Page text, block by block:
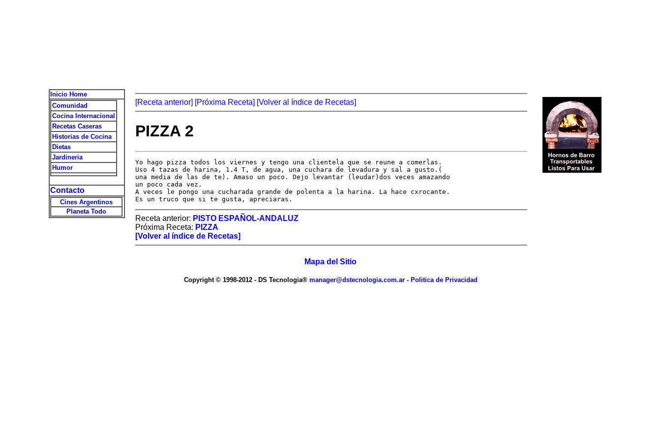
Inicio Home
Comunidad
Cocina Internacional
Recetas Caseras
Historias de Cocina
Dietas
Jardineria
Humor
Contacto
Cines Argentinos
Planeta Todo
[Receta anterior] [Próxima Receta] [Volver al índice de Recetas]
PIZZA 2
Yo hago pizza todos los viernes y tengo una clientela que se reune a comerlas.
Uso 4 tazas de harina, 1.4 T, de agua, una cuchara de levadura y sal a gusto.(
una media de las de te). Amaso un poco. Dejo levantar (leudar)dos veces amazando
un poco cada vez.
A veces le pongo una cucharada grande de polenta a la harina. La hace cxrocante.
Es un truco que si te gusta, apreciaras.
Receta anterior: PISTO ESPAÑOL-ANDALUZ
Próxima Receta: PIZZA
[Volver al índice de Recetas]
Mapa del Sitio
Copyright © 1998-2012 - DS Tecnologia® manager@dstecnologia.com.ar -Politica de Privacidad